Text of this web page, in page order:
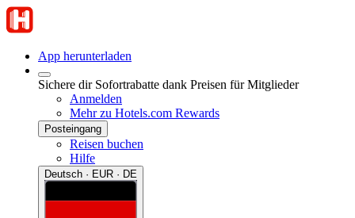
App herunterladen
Sichere dir Sofortrabatte dank Preisen für Mitglieder
Anmelden
Mehr zu Hotels.com Rewards
Posteingang
Reisen buchen
Hilfe
Deutsch · EUR · DE